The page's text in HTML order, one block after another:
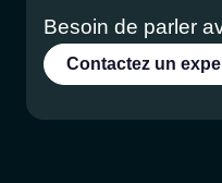
Besoin de parler
Contactez un